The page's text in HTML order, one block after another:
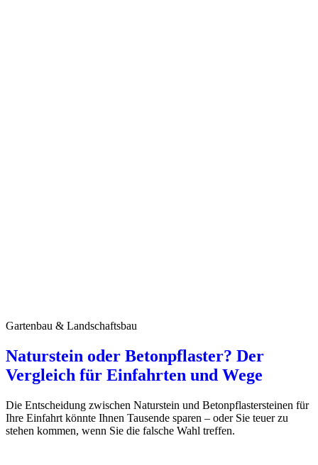
Gartenbau & Landschaftsbau
Naturstein oder Betonpflaster? Der
Vergleich für Einfahrten und Wege
Die Entscheidung zwischen Naturstein und Betonpflastersteinen für
Ihre Einfahrt könnte Ihnen Tausende sparen – oder Sie teuer zu
stehen kommen, wenn Sie die falsche Wahl treffen.